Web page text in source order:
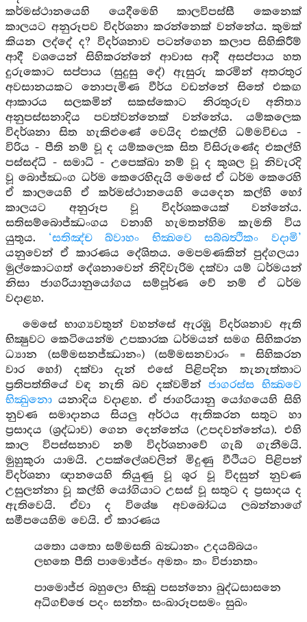
කර්මස්ථානයෙහි යෙදීමෙහි කාලවිපස්සී කෙනෙක්
කාලයට අනුරූපව විදර්ශනා කරන්නෙක් වන්නේය. කුමක්
කියන ලද්දේ ද? විදර්ශනාව පටන්ගෙන කලාප සිහිකිරීම්
ආදී වශයෙන් සිහිකරන්නේ ආවාස ආදී අසප්පාය හත
දුරුකොට සප්පාය (සුදුසු දේ) ඇසුරු කරමින් අතරතුර
අවසානයකට නොපැමිණ වීර්ය වඩන්නේ සිතේ එකඟ
ආකාරය සලකමින් සකස්කොට නිරතුරුව අනිත්‍ය
අනුපස්සනාදිය පවත්වන්නෙක් වන්නේය. යම්කලෙක
විදර්ශනා සිත හැකිළුණේ වෙයිද එකල්හි ධම්මවිචය -
විරිය - පීති නම් වූ ද යම්කලෙක සිත විසිරුණේද එකල්හි
පස්සද්ධි - සමාධි - උපෙක්ඛා නම් වූ ද කුශල වූ නිවැරදි
වූ බොජ්ඣංග ධර්ම කෙරෙහිදැයි මෙසේ ඒ ධර්ම කෙරෙහි
ඒ කාලයෙහි ඒ කර්මස්ථානයෙහි යෙදෙන කල්හි හෝ
කාලයට අනුරූප වූ විදර්ශකයෙක් වන්නේය.
සතිසම්බොජ්ඣංගය වනාහි හැමතන්හිම කැමති විය
යුතුය. ‘සතිඤ්ච ඛ්වාහං භික්‍ඛවෙ සබ්බත්‍ථිකං වදාමි’
යනුවෙන් ඒ කාරණය දේශිතය. මෙපමණකින් පුද්ගලයා
මුල්කොටගත් දේශනාවෙන් නිදිවැරිම දක්වා යම් ධර්මයන්
නිසා ජාගරියානුයෝගය සම්පූර්ණ වේ නම් ඒ ධර්ම
වදාළහ.
මෙසේ භාග්‍යවතුන් වහන්සේ ඇරඹූ විදර්ශනාව ඇති
භික්‍ෂුවට කෙටියෙන්ම උපකාරක ධර්මයන් සමග සිහිකරන
ධ්‍යාන (සම්මසනජ්ඣානං) (සම්මසනවාරං = සිහිකරන
වාර හෝ) දක්වා දැන් එසේ පිළිපදින තැනැත්තාට
ප්‍රතිපත්තියේ වඳ නැති බව දක්වමින් ජාගරස්ස භික්‍ඛවෙ
භික්‍ඛුනො යනාදිය වදාළහ. ඒ ජාගරියානු යෝගයෙහි සිහි
නුවණ සමාදානය සියලු අර්ථය ඇතිකරන සතුට හා
ප්‍රසාදය (ශ්‍රද්ධාව) ගෙන දෙන්නේය (උපදවන්නේය). එහි
කාල විපස්සනාව නම් විදර්ශනාවේ ගැබ් ගැනීමයි.
මුහුකුරා යාමයි. උපක්ලේශවලින් මිදුණු වීථියට පිළිපන්
විදර්ශනා ඥානයෙහි තියුණු වූ ශූර වූ විදසුන් නුවණ
උසුලන්නා වූ කල්හි යෝගියාට උසස් වූ සතුට ද ප්‍රසාදය ද
ඇතිවෙයි. ඒවා ද විශේෂ අවබෝධය ලබන්නාගේ
සමීපයෙහිම වෙයි. ඒ කාරණය
යතො යතො සම්මසති ඛන්‍ධානං උදයබ්බයං
ලභතෙ පීති පාමොජ්ජං අමතං තං විජානතං
පාමොජ්ජ බහුලො භික්‍ඛු පසන්නො බුද්ධසාසනෙ
අධිගච්ඡෙ පදං සන්තං සංඛාරූපසමං සුඛං